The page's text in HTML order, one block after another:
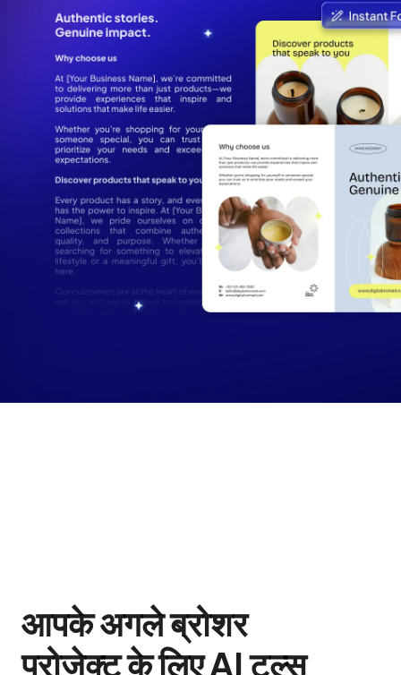
आपके अगले ब्रोशर
प्रोजेक्ट के लिए AI टूल्स